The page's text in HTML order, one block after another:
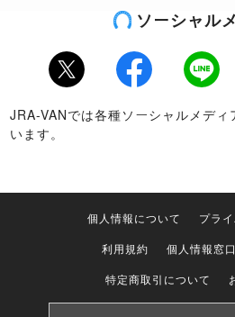
ソーシャル
Twitter Facebook LINE
JRA-VANでは各種ソーシャルメデ
います。
個人情報について
プラ
利用規約
個人情報窓口
特定商取引について